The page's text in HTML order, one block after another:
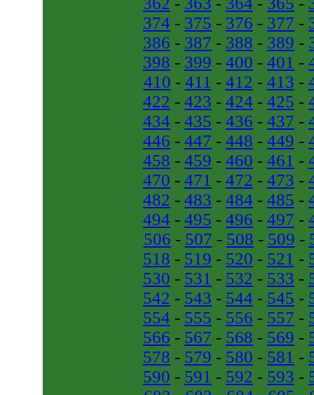
374 - 375 - 376 - 377 -
386 - 387 - 388 - 389 -
398 - 399 - 400 - 401 -
410 - 411 - 412 - 413 -
422 - 423 - 424 - 425 -
434 - 435 - 436 - 437 -
446 - 447 - 448 - 449 -
458 - 459 - 460 - 461 -
470 - 471 - 472 - 473 -
482 - 483 - 484 - 485 -
494 - 495 - 496 - 497 -
506 - 507 - 508 - 509 -
518 - 519 - 520 - 521 -
530 - 531 - 532 - 533 -
542 - 543 - 544 - 545 -
554 - 555 - 556 - 557 -
566 - 567 - 568 - 569 -
578 - 579 - 580 - 581 -
590 - 591 - 592 - 593 -